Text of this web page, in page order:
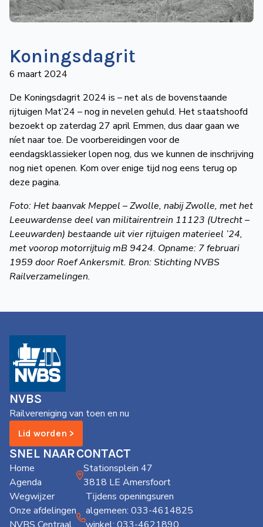
de
Wegwijzer
Mijn
NVBS
Koningsdagrit
6 maart 2024
De Koningsdagrit 2024 is – net als de bovenstaande
rijtuigen Mat’24 – nog in nevelen gehuld. Het staatshoofd
bezoekt op zaterdag 27 april Emmen, dus daar gaan we
níet naar toe. De voorbereidingen voor de
eendagsklassieker lopen nog, dus we kunnen de inschrijving
nog niet openen. Kom over enige tijd nog eens terug op
deze pagina.
Foto: Het baanvak Meppel – Zwolle, nabij Zwolle, met het
Leeuwardense deel van militairentrein 11123 (Utrecht –
Leeuwarden) bestaande uit vier rijtuigen materieel ’24,
met voorop motorrijtuig mB 9424. Opname: 7 februari
1959 door Roef Ankersmit. Bron: Stichting NVBS
Railverzamelingen.
NVBS
Railvereniging van toen en nu
Lid worden >
SNEL NAAR
Home
Agenda
Wegwijzer
Onze afdelingen
CONTACT
Stationsplein 47
3818 LE Amersfoort
Tijdens openingsuren
algemeen: 033-4614825